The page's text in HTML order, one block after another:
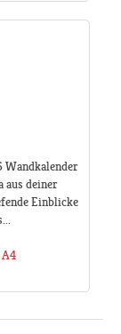
Wandkalender
aus deiner
Einblicke